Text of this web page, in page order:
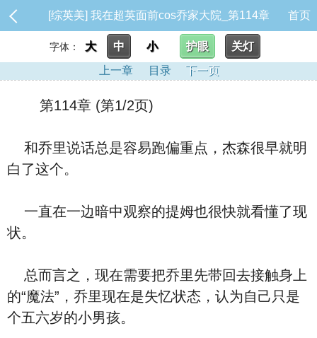
[综英美] 我在超英面前cos乔家大院_第114章 首页
字体： 大 中 小 护眼
关灯
上一章
目录 下一页
第114章 (第1/2页)
和乔里说话总是容易跑偏重点，杰森很早就明
白了这个。
一直在一边暗中观察的提姆也很快就看懂了现
状。
总而言之，现在需要把乔里先带回去接触身上
的“魔法”，乔里现在是失忆状态，认为自己只是
个五六岁的小男孩。